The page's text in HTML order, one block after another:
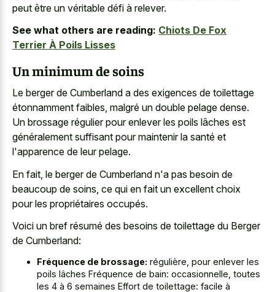
peut être un véritable défi à relever.
See what others are reading: Chiots De Fox
Terrier À Poils Lisses
Un minimum de soins
Le berger de Cumberland a des exigences de toilettage
étonnamment faibles, malgré un double pelage dense.
Un brossage régulier pour enlever les poils lâches est
généralement suffisant pour maintenir la santé et
l'apparence de leur pelage.
En fait, le berger de Cumberland n'a pas besoin de
beaucoup de soins, ce qui en fait un excellent choix
pour les propriétaires occupés.
Voici un bref résumé des besoins de toilettage du Berger
de Cumberland:
Fréquence de brossage: régulière, pour enlever les
poils lâches Fréquence de bain: occasionnelle, toutes
les 4 à 6 semaines Effort de toilettage: facile à